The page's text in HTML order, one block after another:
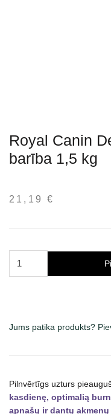
Royal Canin
barība 1,5 kg
21,19€
katėms
Jums patika produkts?
Pilnvērtīgs uzturs
kasdienę, optimalią
apnašų ir dantų